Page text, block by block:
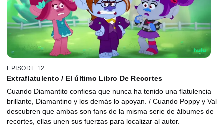
EPISODE 12
Extraflatulento / El último Libro De Recortes
Cuando Diamantito confiesa que nunca ha tenido una flatulencia
brillante, Diamantino y los demás lo apoyan. / Cuando Poppy y Val
descubren que ambas son fans de la misma serie de álbumes de
recortes, ellas unen sus fuerzas para localizar al autor.